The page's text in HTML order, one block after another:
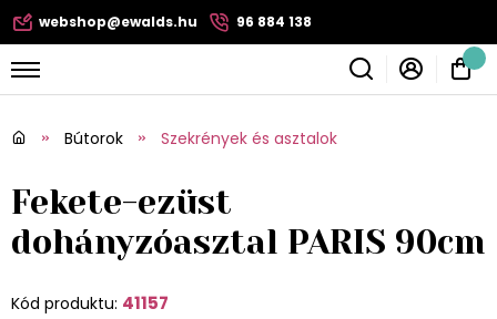
webshop@ewalds.hu 96 884 138
Bútorok Szekrények és asztalok
Fekete-ezüst
dohányzóasztal PARIS 90cm
Kód produktu: 41157